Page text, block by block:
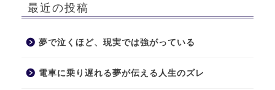
最近の投稿
夢で泣くほど、現実では強がっている
電車に乗り遅れる夢が伝える人生のズレ